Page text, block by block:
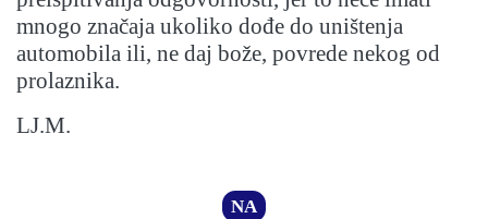
mnogo značaja ukoliko dođe do uništenja
automobila ili, ne daj bože, povrede nekog od
prolaznika.
LJ.M.
NA